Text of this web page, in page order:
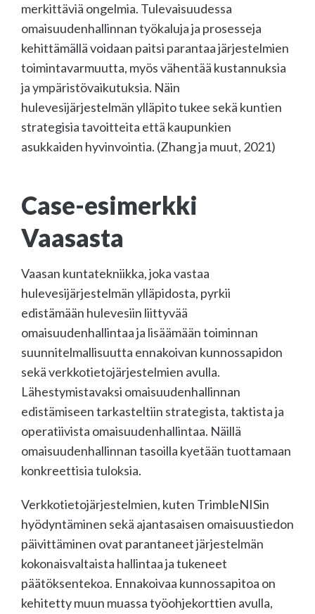
merkittäviä ongelmia. Tulevaisuudessa
omaisuudenhallinnan työkaluja ja prosesseja
kehittämällä voidaan paitsi parantaa järjestelmien
toimintavarmuutta, myös vähentää kustannuksia
ja ympäristövaikutuksia. Näin
hulevesijärjestelmän ylläpito tukee sekä kuntien
strategisia tavoitteita että kaupunkien
asukkaiden hyvinvointia. (Zhang ja muut, 2021)
Case-esimerkki
Vaasasta
Vaasan kuntatekniikka, joka vastaa
hulevesijärjestelmän ylläpidosta, pyrkii
edistämään hulevesiin liittyvää
omaisuudenhallintaa ja lisäämään toiminnan
suunnitelmallisuutta ennakoivan kunnossapidon
sekä verkkotietojärjestelmien avulla.
Lähestymistavaksi omaisuudenhallinnan
edistämiseen tarkasteltiin strategista, taktista ja
operatiivista omaisuudenhallintaa. Näillä
omaisuudenhallinnan tasoilla kyetään tuottamaan
konkreettisia tuloksia.
Verkkotietojärjestelmien, kuten TrimbleNISin
hyödyntäminen sekä ajantasaisen omaisuustiedon
päivittäminen ovat parantaneet järjestelmän
kokonaisvaltaista hallintaa ja tukeneet
päätöksentekoa. Ennakoivaa kunnossapitoa on
kehitetty muun muassa työohjekorttien avulla,